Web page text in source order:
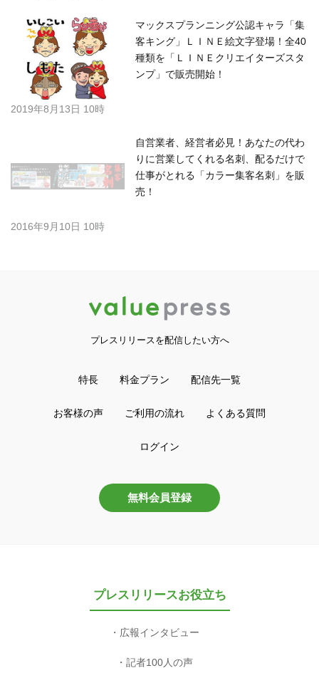
マックスプランニング公認キャラ「集
客キング」ＬＩＮＥ絵文字登場！全40
種類を「ＬＩＮＥクリエイターズスタ
ンプ」で販売開始！
2019年8月13日 10時
自営業者、経営者必見！あなたの代わ
りに営業してくれる名刺、配るだけで
仕事がとれる「カラー集客名刺」を販
売！
2016年9月10日 10時
プレスリリースを配信したい方へ
特長 料金プラン 配信先一覧
お客様の声 ご利用の流れ よくある質問
ログイン
無料会員登録
プレスリリースお役立ち
広報インタビュー
記者100人の声